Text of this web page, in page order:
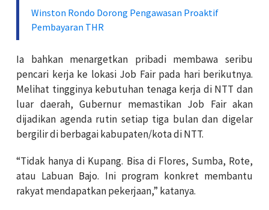
Winston Rondo Dorong Pengawasan Proaktif
Pembayaran THR
Ia bahkan menargetkan pribadi membawa seribu
pencari kerja ke lokasi Job Fair pada hari berikutnya.
Melihat tingginya kebutuhan tenaga kerja di NTT dan
luar daerah, Gubernur memastikan Job Fair akan
dijadikan agenda rutin setiap tiga bulan dan digelar
bergilir di berbagai kabupaten/kota di NTT.
“Tidak hanya di Kupang. Bisa di Flores, Sumba, Rote,
atau Labuan Bajo. Ini program konkret membantu
rakyat mendapatkan pekerjaan,” katanya.